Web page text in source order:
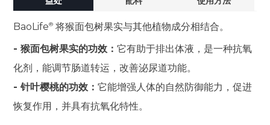
BaoLife 将猴面包树果实与其他植物成分相结合。
- 猴面包树果实的功效：它有助于排出体液，是一种抗氧
化剂，能调节肠道转运，改善泌尿道功能。
- 针叶樱桃的功效：它能增强人体的自然防御能力，促进
恢复作用，并具有抗氧化特性。